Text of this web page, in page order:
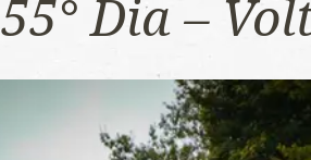
55° Dia –